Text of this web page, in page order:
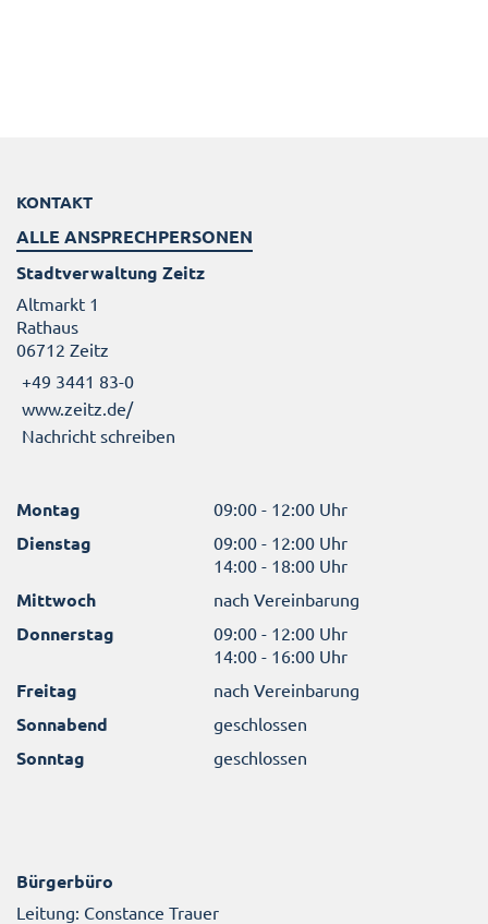
KONTAKT
ALLE ANSPRECHPERSONEN
Stadtverwaltung Zeitz
Altmarkt 1
Rathaus
06712 Zeitz
+49 3441 83-0
www.zeitz.de/
Nachricht schreiben
Montag 09:00 - 12:00 Uhr
Dienstag
09:00 - 12:00 Uhr
14:00 - 18:00 Uhr
Mittwoch nach Vereinbarung
Donnerstag
09:00 - 12:00 Uhr
14:00 - 16:00 Uhr
Freitag nach Vereinbarung
Sonnabend geschlossen
Sonntag geschlossen
Bürgerbüro
Leitung: Constance Trauer